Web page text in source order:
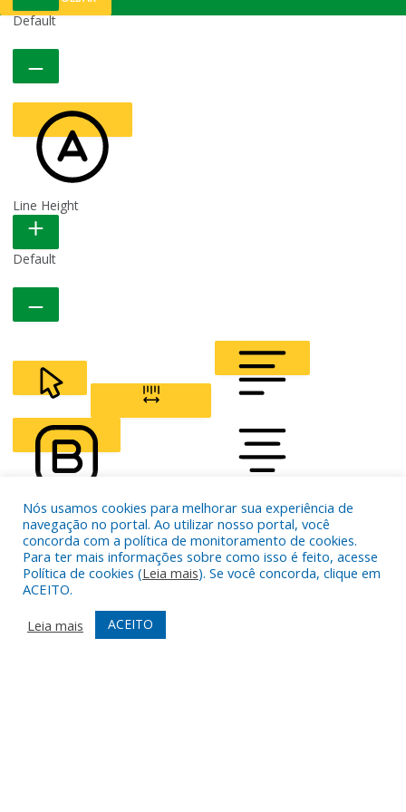
Default
READABLE FONT
Default
CURSOR LETTER SPACING
ALIGN TEXT
FONT WEIGHT
Color Modules
Orientation Modules
Nós usamos cookies para melhorar sua experiência de
navegação no portal. Ao utilizar nosso portal, você
concorda com a política de monitoramento de cookies.
Para ter mais informações sobre como isso é feito, acesse
Política de cookies (Leia mais). Se você concorda, clique em
ACEITO.
Leia mais
ACEITO